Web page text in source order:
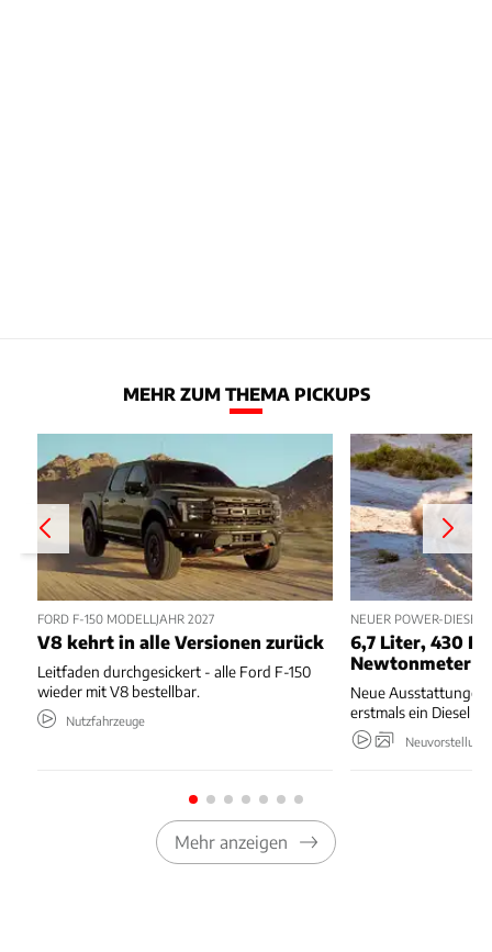
MEHR ZUM THEMA PICKUPS
FORD F-150 MODELLJAHR 2027
V8 kehrt in alle Versionen zurück
Leitfaden durchgesickert - alle Ford F-150
wieder mit V8 bestellbar.
Nutzfahrzeuge
NEUER POWER-DIESEL
6,7 Liter, 430
Newtonmeter
Neue
erstmals ein Diesel
Mehr anzeigen